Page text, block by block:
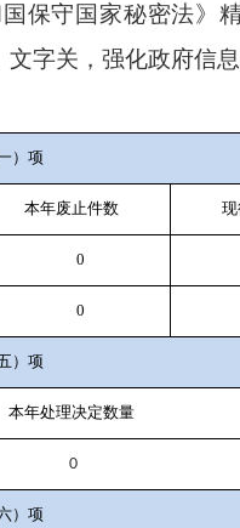
保守国家秘密法》
字关，强化政府信息
）项
本年废止件数
0
0
）项
本年处理决定数量
0
）项